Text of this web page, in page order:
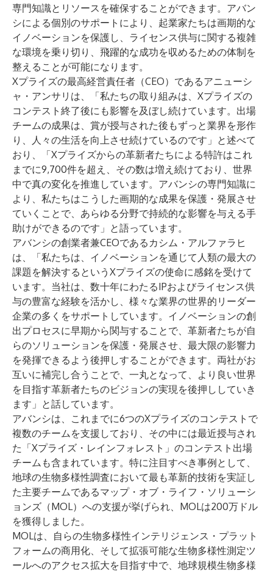
専門知識とリソースを確保することができます。アバン
シによる個別のサポートにより、起業家たちは画期的な
イノベーションを保護し、ライセンス供与に関する複雑
な環境を乗り切り、飛躍的な成功を収めるための体制を
整えることが可能になります。
Xプライズの最高経営責任者（CEO）であるアニューシ
ャ・アンサリは、「私たちの取り組みは、Xプライズの
コンテスト終了後にも影響を及ぼし続けています。出場
チームの成果は、賞が授与された後もずっと業界を形作
り、人々の生活を向上させ続けているのです」と述べて
おり、「Xプライズからの革新者たちによる特許はこれ
までに9,700件を超え、その数は増え続けており、世界
中で真の変化を推進しています。アバンシの専門知識に
より、私たちはこうした画期的な成果を保護・発展させ
ていくことで、あらゆる分野で持続的な影響を与える手
助けができるのです」と語っています。
アバンシの創業者兼CEOであるカシム・アルファラヒ
は、「私たちは、イノベーションを通じて人類の最大の
課題を解決するというXプライズの使命に感銘を受けて
います。当社は、数十年にわたるIPおよびライセンス供
与の豊富な経験を活かし、様々な業界の世界的リーダー
企業の多くをサポートしています。イノベーションの創
出プロセスに早期から関与することで、革新者たちが自
らのソリューションを保護・発展させ、最大限の影響力
を発揮できるよう後押しすることができます。両社がお
互いに補完し合うことで、一丸となって、より良い世界
を目指す革新者たちのビジョンの実現を後押ししていき
ます」と話しています。
アバンシは、これまでに6つのXプライズのコンテストで
複数のチームを支援しており、その中には最近授与され
た「Xプライズ・レインフォレスト」のコンテスト出場
チームも含まれています。特に注目すべき事例として、
地球の生物多様性調査において最も革新的技術を実証し
た主要チームであるマップ・オブ・ライフ・ソリューシ
ョンズ（MOL）への支援が挙げられ、MOLは200万ドル
を獲得しました。
MOLは、自らの生物多様性インテリジェンス・プラット
フォームの商用化、そして拡張可能な生物多様性測定ツ
ールへのアクセス拡大を目指す中で、地球規模生物多様